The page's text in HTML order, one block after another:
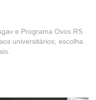
e Programa Ovos RS
universitários; escolha